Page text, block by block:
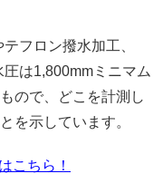
フロン撥水加工、
は1,800mmミニマム
ので、どこを計測し
を示しています。
こちら！